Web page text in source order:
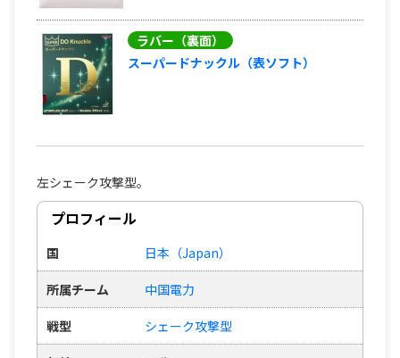
ラバー（裏面）
スーパードナックル（表ソフト）
左シェーク攻撃型。
プロフィール
国 日本（Japan）
所属チーム 中国電力
戦型 シェーク攻撃型